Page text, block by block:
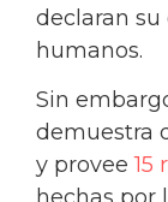
declaran
humanos.
Sin
demuestra
y provee15